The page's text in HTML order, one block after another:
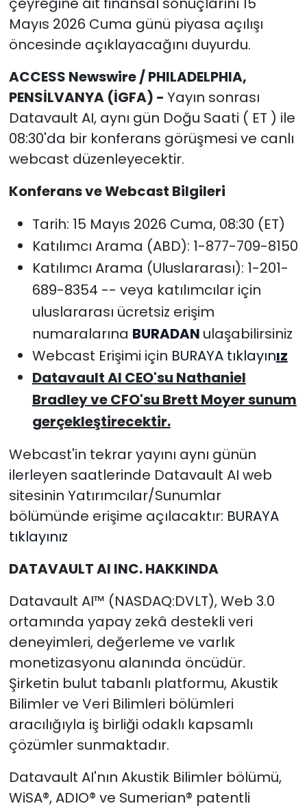
Mayıs 2026 Cuma günü piyasa açılışı
öncesinde açıklayacağını duyurdu.
ACCESS Newswire / PHILADELPHIA,
PENSİLVANYA (İGFA) - Yayın sonrası
Datavault AI, aynı gün Doğu Saati ( ET ) ile
08:30'da bir konferans görüşmesi ve canlı
webcast düzenleyecektir.
Konferans ve Webcast Bilgileri
Tarih: 15 Mayıs 2026 Cuma, 08:30 (ET)
Katılımcı Arama (ABD): 1-877-709-8150
Katılımcı Arama (Uluslararası): 1-201-
689-8354 -- veya katılımcılar için
uluslararası ücretsiz erişim
numaralarına BURADAN ulaşabilirsiniz
Webcast Erişimi için BURAYA tıklayınız
Datavault AI CEO'su Nathaniel
Bradley ve CFO'su Brett Moyer sunum
gerçekleştirecektir.
Webcast'in tekrar yayını aynı günün
ilerleyen saatlerinde Datavault AI web
sitesinin Yatırımcılar/Sunumlar
bölümünde erişime açılacaktır: BURAYA
tıklayınız
DATAVAULT AI INC. HAKKINDA
Datavault AI™ (NASDAQ:DVLT), Web 3.0
ortamında yapay zekâ destekli veri
deneyimleri, değerleme ve varlık
monetizasyonu alanında öncüdür.
Şirketin bulut tabanlı platformu, Akustik
Bilimler ve Veri Bilimleri bölümleri
aracılığıyla iş birliği odaklı kapsamlı
çözümler sunmaktadır.
Datavault AI'nın Akustik Bilimler bölümü,
WiSA®, ADIO® ve Sumerian® patentli